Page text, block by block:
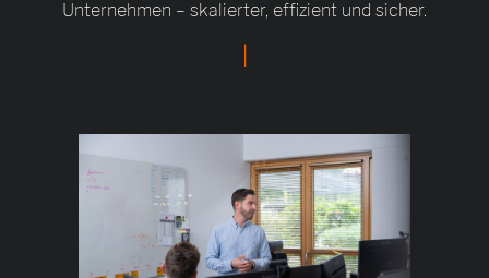
Unternehmen – skalierter, effizient und sicher.